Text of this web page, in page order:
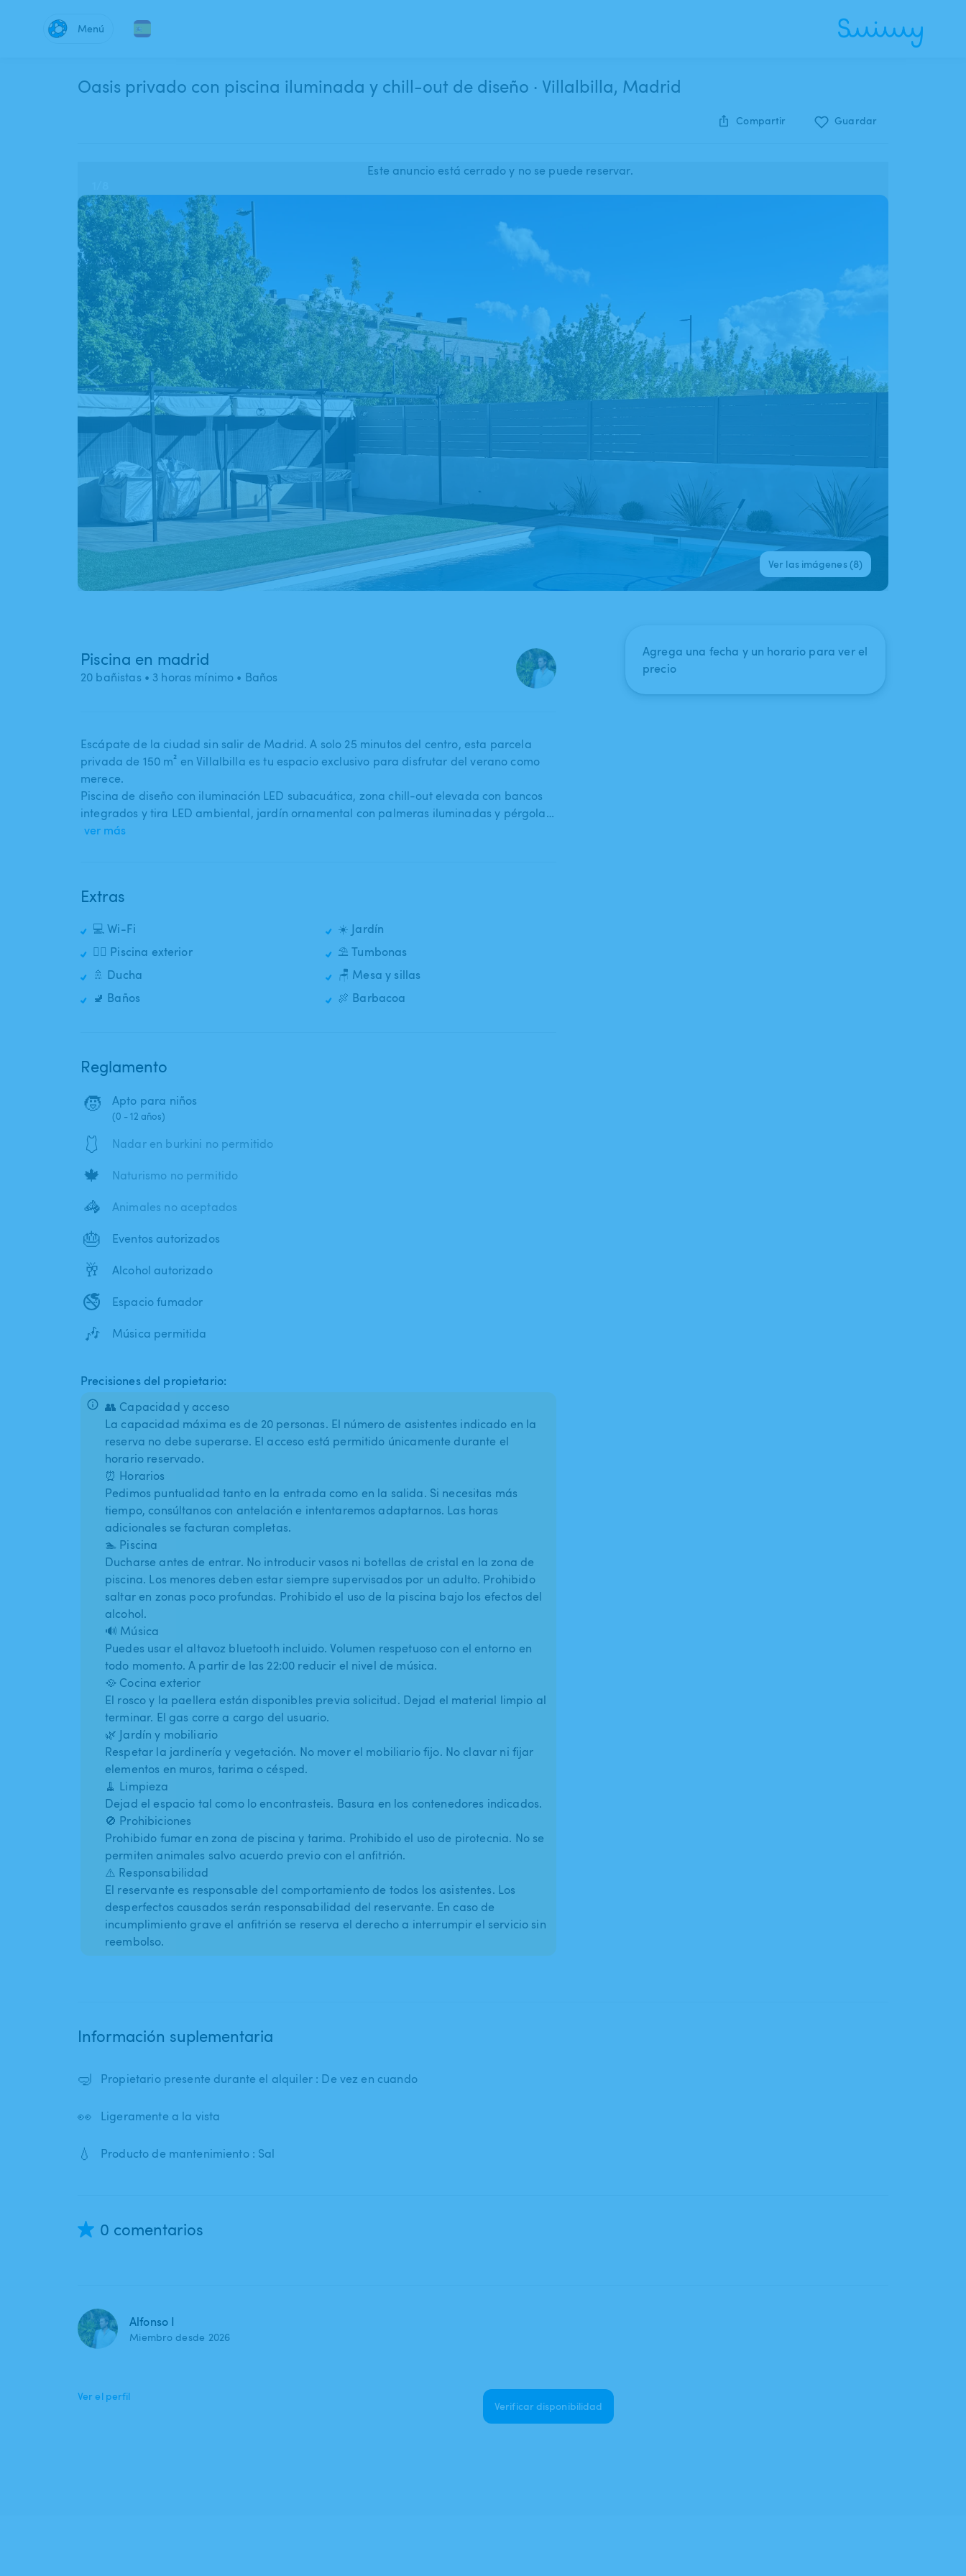
Menú
Oasis privado con piscina iluminada y chill-out de diseño · Villalbilla, Madrid
Compartir Guardar
Este anuncio está cerrado y no se puede reservar.
Ver las imágenes (8)
Piscina en madrid
20 bañistas • 3 horas mínimo • Baños
Escápate de la ciudad sin salir de Madrid. A solo 25 minutos del centro​,​ esta parcela
privada de 150 m² en Villalbilla es tu espacio exclusivo para disfrutar del verano como
merece.
Piscina de diseño con iluminación LED subacuática​,​ zona chill-out elevada con bancos
integrados y tira LED ambiental​,​ jardín ornamental con palmeras iluminadas y pérgola…
ver más
Extras
💻 Wi-Fi
🏊‍♂️ Piscina exterior
🚿 Ducha
🚽 Baños
☀️ Jardín
⛱️ Tumbonas
🪑 Mesa y sillas
🍖 Barbacoa
Reglamento
🧒 Apto para niños
(0 - 12 años)
🩱 Nadar en burkini no permitido
🍁 Naturismo no permitido
🦓 Animales no aceptados
🎂 Eventos autorizados
🥂 Alcohol autorizado
🚭 Espacio fumador
🎶 Música permitida
Precisiones del propietario:
👥 Capacidad y acceso
La capacidad máxima es de 20 personas. El número de asistentes indicado en la
reserva no debe superarse. El acceso está permitido únicamente durante el
horario reservado.
⏰ Horarios
Pedimos puntualidad tanto en la entrada como en la salida. Si necesitas más
tiempo, consúltanos con antelación e intentaremos adaptarnos. Las horas
adicionales se facturan completas.
🏊 Piscina
Ducharse antes de entrar. No introducir vasos ni botellas de cristal en la zona de
piscina. Los menores deben estar siempre supervisados por un adulto. Prohibido
saltar en zonas poco profundas. Prohibido el uso de la piscina bajo los efectos del
alcohol.
🔊 Música
Puedes usar el altavoz bluetooth incluido. Volumen respetuoso con el entorno en
todo momento. A partir de las 22:00 reducir el nivel de música.
🥘 Cocina exterior
El rosco y la paellera están disponibles previa solicitud. Dejad el material limpio al
terminar. El gas corre a cargo del usuario.
🌿 Jardín y mobiliario
Respetar la jardinería y vegetación. No mover el mobiliario fijo. No clavar ni fijar
elementos en muros, tarima o césped.
🧹 Limpieza
Dejad el espacio tal como lo encontrasteis. Basura en los contenedores indicados.
🚫 Prohibiciones
Prohibido fumar en zona de piscina y tarima. Prohibido el uso de pirotecnia. No se
permiten animales salvo acuerdo previo con el anfitrión.
⚠️ Responsabilidad
El reservante es responsable del comportamiento de todos los asistentes. Los
desperfectos causados serán responsabilidad del reservante. En caso de
incumplimiento grave el anfitrión se reserva el derecho a interrumpir el servicio sin
reembolso.
Agrega una fecha y un horario para ver el
precio
Información suplementaria
🤿 Propietario presente durante el alquiler : De vez en cuando
👀 Ligeramente a la vista
💧 Producto de mantenimiento : Sal
0 comentarios
Alfonso I
Miembro desde 2026
Ver el perfil
Verificar disponibilidad